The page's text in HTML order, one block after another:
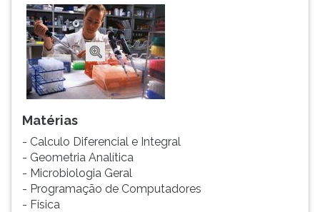
Matérias
- Calculo Diferencial e Integral
- Geometria Analítica
- Microbiologia Geral
- Programação de Computadores
- Física